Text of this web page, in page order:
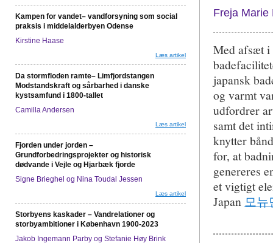
Kampen for vandet– vandforsyning som social
praksis i middelalderbyen Odense
Kirstine Haase
Læs artikel
Da stormfloden ramte– Limfjordstangen
Modstandskraft og sårbarhed i danske
kystsamfund i 1800-tallet
Camilla Andersen
Læs artikel
Fjorden under jorden –
Grundforbedringsprojekter og historisk
dødvande i Vejle og Hjarbæk fjorde
Signe Brieghel og Nina Toudal Jessen
Læs artikel
Storbyens kaskader – Vandrelationer og
storbyambitioner i København 1900-2023
Jakob Ingemann Parby og Stefanie Høy Brink
Freja Marie
Med afsæt i
japansk
og varmt
udfordrer
samt det
knytter
for, at
genereres
et vigtigt
Japan 모뉴